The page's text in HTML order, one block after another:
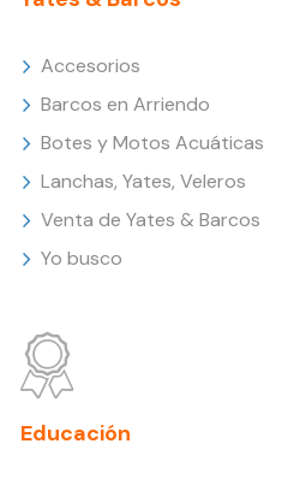
Accesorios
Barcos en Arriendo
Botes y Motos Acuáticas
Lanchas, Yates, Veleros
Venta de Yates & Barcos
Yo busco
Educación